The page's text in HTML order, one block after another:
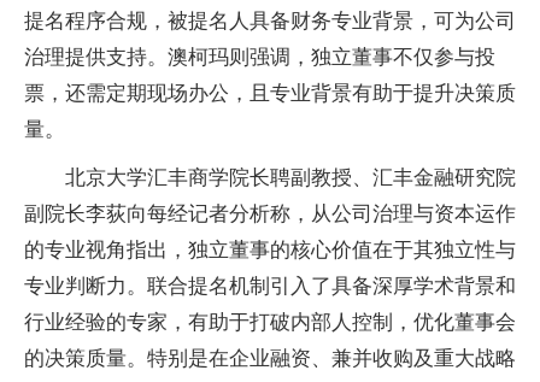
提名程序合规，被提名人具备财务专业背景，可为公司
治理提供支持。澳柯玛则强调，独立董事不仅参与投
票，还需定期现场办公，且专业背景有助于提升决策质
量。
北京大学汇丰商学院长聘副教授、汇丰金融研究院
副院长李荻向每经记者分析称，从公司治理与资本运作
的专业视角指出，独立董事的核心价值在于其独立性与
专业判断力。联合提名机制引入了具备深厚学术背景和
行业经验的专家，有助于打破内部人控制，优化董事会
的决策质量。特别是在企业融资、兼并收购及重大战略